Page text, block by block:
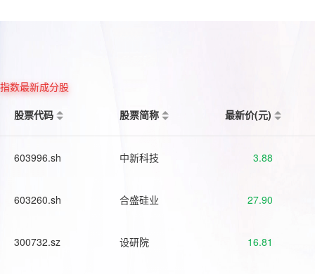
指数最新成分股
股票代码
股票简称 最新价(元)
603996.sh 中新科技 3.88
603260.sh 合盛硅业 27.90
300732.sz 设研院 16.81